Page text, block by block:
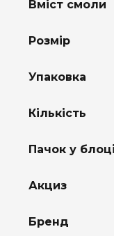
Вміст смоли
Розмір
Упаковка
Кількість
Пачок у блоці
Акциз
Бренд